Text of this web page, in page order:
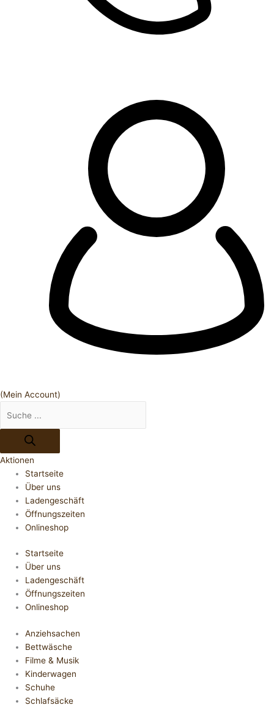
(Mein Account)
Aktionen
Startseite
Über uns
Ladengeschäft
Öffnungszeiten
Onlineshop
Startseite
Über uns
Ladengeschäft
Öffnungszeiten
Onlineshop
Anziehsachen
Bettwäsche
Filme & Musik
Kinderwagen
Schuhe
Schlafsäcke